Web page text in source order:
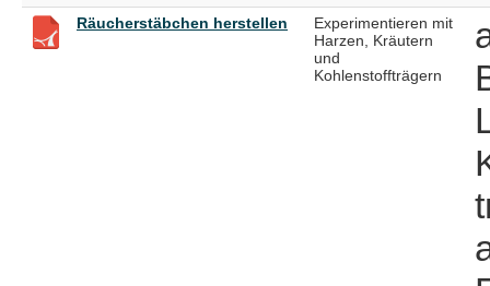
Räucherstäbchen herstellen
Experimentieren mit
Harzen, Kräutern
und
Kohlenstoffträgern